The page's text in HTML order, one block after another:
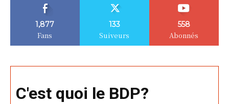
1,877
Fans
133
Suiveurs
558
Abonnés
C'est quoi le BDP?